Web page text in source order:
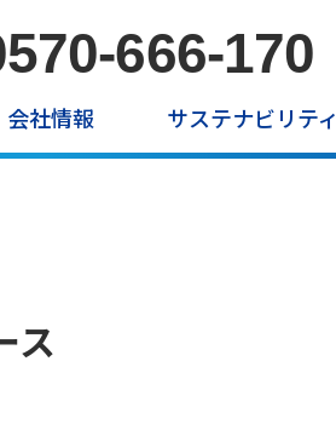
666-170
会社情報 サステナビリティ
ス